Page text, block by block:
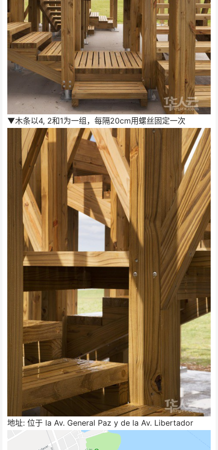
▼木条以4, 2和1为一组，每隔20cm用螺丝固定一次
地址: 位于 la Av. General Paz y de la Av. Libertador